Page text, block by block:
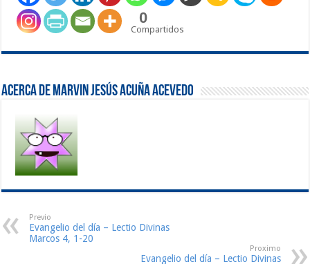
0
Compartidos
Acerca de Marvin Jesús Acuña Acevedo
Previo
Evangelio del día – Lectio Divinas
Marcos 4, 1-20
Proximo
Evangelio del día – Lectio Divinas